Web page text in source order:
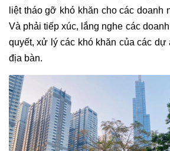
liệt tháo gỡ khó khăn cho các doanh
Và phải tiếp xúc, lắng nghe các
quyết, xử lý các khó khăn của các dự
địa bàn.